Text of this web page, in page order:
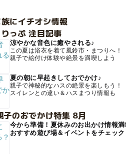
にイチオシ情報
っぷ 注目記事
涼やかな音色に癒やされる♪
この夏は浴衣を着て風鈴市・まつりへ！
親子で絵付け体験や絶景を満喫しよう
夏の朝に早起きしておでかけ♪
親子で神秘的なハスの絶景を楽しもう！
スイレンとの違い＆ハスまつり情報も
子のおでかけ特集 8月
今から準備！夏休みのお出かけ情報満
おすすめ遊び場＆イベントをチェック